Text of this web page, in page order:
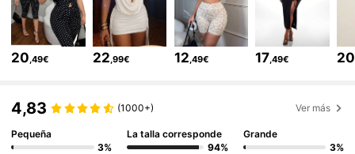
4,86 1.4M Seguidores
4,86 1.4M Seguidores
20,49€ 22,99€ 12,49€ 17,49€ 20
4,83 (1000+) Ver más
Pequeña
3%
La talla corresponde
94%
Grande
3%